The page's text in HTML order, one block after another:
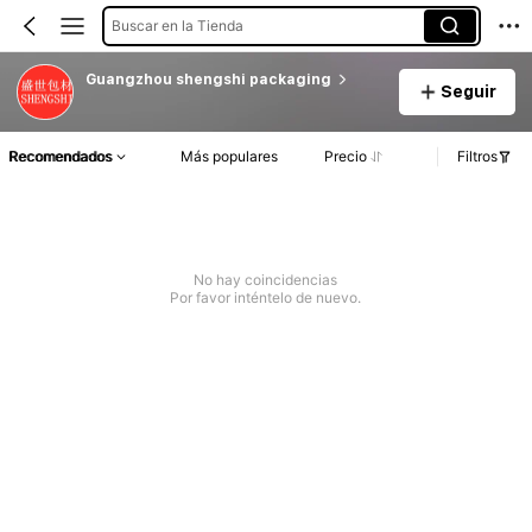
Buscar en la Tienda
Guangzhou shengshi packaging
Seguir
Recomendados Más populares Precio Filtros
No hay coincidencias
Por favor inténtelo de nuevo.